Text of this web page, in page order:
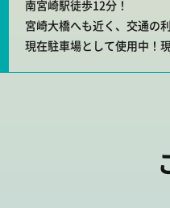
南宮崎駅徒歩12分！
宮崎大橋へも近く、交通の
現在駐車場として使用中！